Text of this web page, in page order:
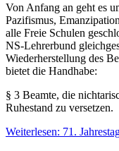
Von Anfang an geht es
Pazifismus,
alle Freie Schulen
NS-Lehrerbund
Wiederherstellung des
bietet die Handhabe:
§ 3 Beamte, die
Ruhestand zu versetzen.
Weiterlesen: 71.